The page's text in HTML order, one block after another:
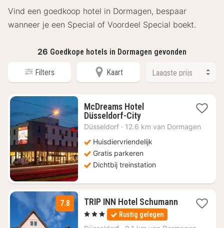
Vind een goedkoop hotel in Dormagen, bespaar
wanneer je een Special of Voordeel Special boekt.
26 Goedkope hotels in Dormagen gevonden
Filters Kaart
McDreams Hotel
Düsseldorf-City1
nacht
€
42,50
Düsseldorf · 12.6 km van Dormagen
Huisdiervriendelijk
Gratis parkeren
Dichtbij treinstation
7.8
TRIP INN Hotel Schumann
3
nachten
, 3 Sterren Rustig gelegen